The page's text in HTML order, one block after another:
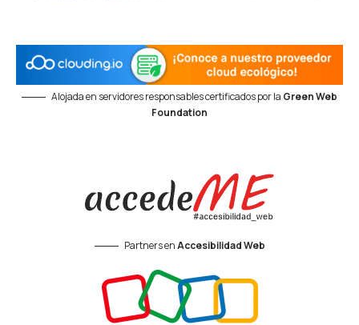
Alojada en servidores responsables certificados por la Green Web
Foundation
Partners enAccesibilidad Web